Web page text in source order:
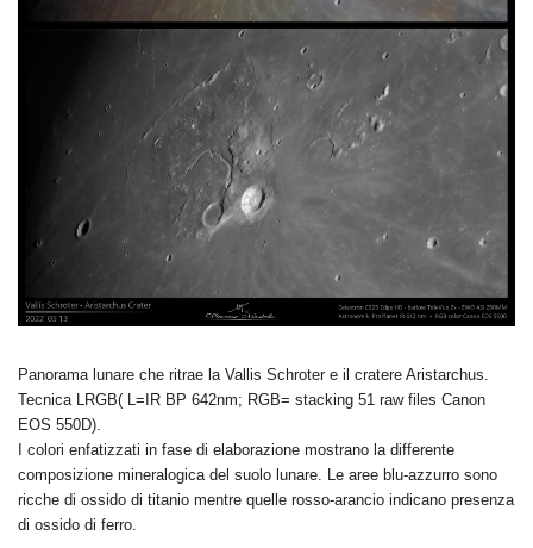
Panorama lunare che ritrae la Vallis Schroter e il cratere Aristarchus.
Tecnica LRGB( L=IR BP 642nm; RGB= stacking 51 raw files Canon
EOS 550D).
I colori enfatizzati in fase di elaborazione mostrano la differente
composizione mineralogica del suolo lunare. Le aree blu-azzurro sono
ricche di ossido di titanio mentre quelle rosso-arancio indicano presenza
di ossido di ferro.